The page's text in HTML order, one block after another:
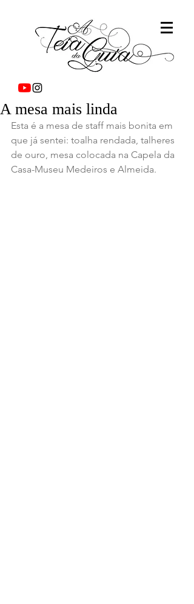
A mesa mais linda
Esta é a mesa de staff mais bonita em
que já sentei: toalha rendada, talheres
de ouro, mesa colocada na Capela da
Casa-Museu Medeiros e Almeida.